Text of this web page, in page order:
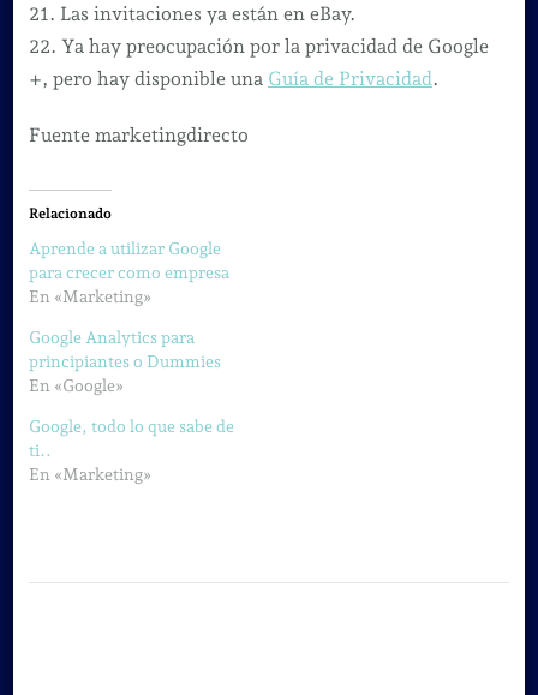
21. Las invitaciones ya están en eBay.
22. Ya hay preocupación por la privacidad de Google
+, pero hay disponible una Guía de Privacidad.
Fuente marketingdirecto
Relacionado
Aprende a utilizar Google
para crecer como empresa
En «Marketing»
Google Analytics para
principiantes o Dummies
En «Google»
Google, todo lo que sabe de
ti..
En «Marketing»